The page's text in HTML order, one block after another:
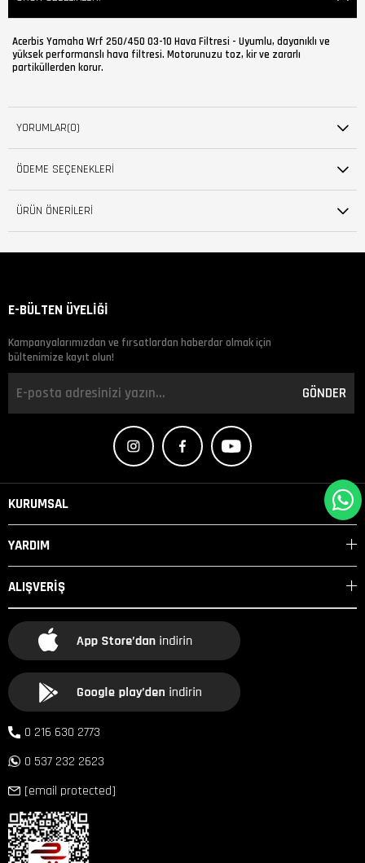
Acerbis Yamaha Wrf 250/450 03-10 Hava Filtresi - Uyumlu, dayanıklı ve
yüksek performanslı hava filtresi. Motorunuzu toz, kir ve zararlı
partiküllerden korur.
YORUMLAR(0)
ÖDEME SEÇENEKLERI
ÜRÜN ÖNERILERI
E-BÜLTEN ÜYELİĞİ
Kampanyalarımızdan ve fırsatlardan haberdar olmak için
bültenimize kayıt olun!
GÖNDER
KURUMSAL
YARDIM
ALIŞVERİŞ
0 216 630 2773
0 537 232 2623
[email protected]